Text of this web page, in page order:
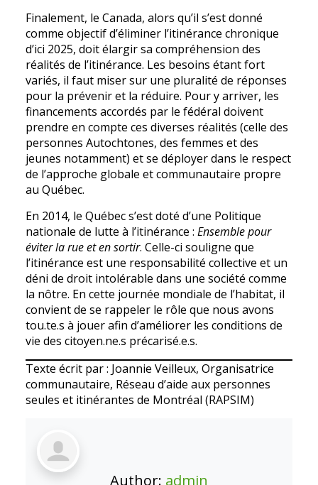
Finalement, le Canada, alors qu’il s’est donné
comme objectif d’éliminer l’itinérance chronique
d’ici 2025, doit élargir sa compréhension des
réalités de l’itinérance. Les besoins étant fort
variés, il faut miser sur une pluralité de réponses
pour la prévenir et la réduire. Pour y arriver, les
financements accordés par le fédéral doivent
prendre en compte ces diverses réalités (celle des
personnes Autochtones, des femmes et des
jeunes notamment) et se déployer dans le respect
de l’approche globale et communautaire propre
au Québec.
En 2014, le Québec s’est doté d’une Politique
nationale de lutte à l’itinérance : Ensemble pour
éviter la rue et en sortir. Celle-ci souligne que
l’itinérance est une responsabilité collective et un
déni de droit intolérable dans une société comme
la nôtre. En cette journée mondiale de l’habitat, il
convient de se rappeler le rôle que nous avons
tou.te.s à jouer afin d’améliorer les conditions de
vie des citoyen.ne.s précarisé.e.s.
Texte écrit par : Joannie Veilleux, Organisatrice
communautaire, Réseau d’aide aux personnes
seules et itinérantes de Montréal (RAPSIM)
Author: admin